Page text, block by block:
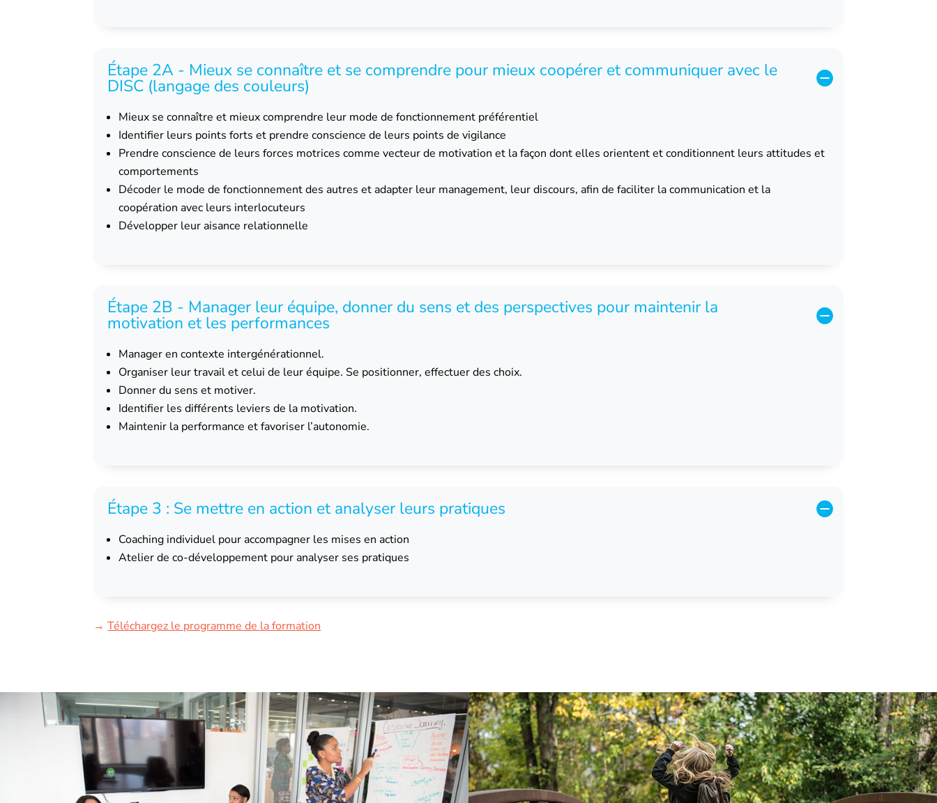
Étape 2A - Mieux se connaître et se comprendre pour mieux coopérer et communiquer avec le
DISC (langage des couleurs)
Mieux se connaître et mieux comprendre leur mode de fonctionnement préférentiel
Identifier leurs points forts et prendre conscience de leurs points de vigilance
Prendre conscience de leurs forces motrices comme vecteur de motivation et la façon dont elles orientent et conditionnent leurs attitudes et
comportements
Décoder le mode de fonctionnement des autres et adapter leur management, leur discours, afin de faciliter la communication et la
coopération avec leurs interlocuteurs
Développer leur aisance relationnelle
Étape 2B - Manager leur équipe, donner du sens et des perspectives pour maintenir la
motivation et les performances
Manager en contexte intergénérationnel.
Organiser leur travail et celui de leur équipe. Se positionner, effectuer des choix.
Donner du sens et motiver.
Identifier les différents leviers de la motivation.
Maintenir la performance et favoriser l’autonomie.
Étape 3 : Se mettre en action et analyser leurs pratiques
Coaching individuel pour accompagner les mises en action
Atelier de co-développement pour analyser ses pratiques
→Téléchargez le programme de la formation